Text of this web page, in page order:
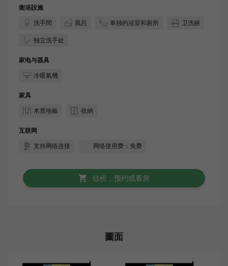
衛浴設施
洗手間
風呂 单独的浴室和厕所 卫洗丽
独立洗手处
家电与器具
冷暖氣機
家具
木质地板
收納
互联网
支持网络连接
网络使用费：免费
估价，预约或看房
圖面